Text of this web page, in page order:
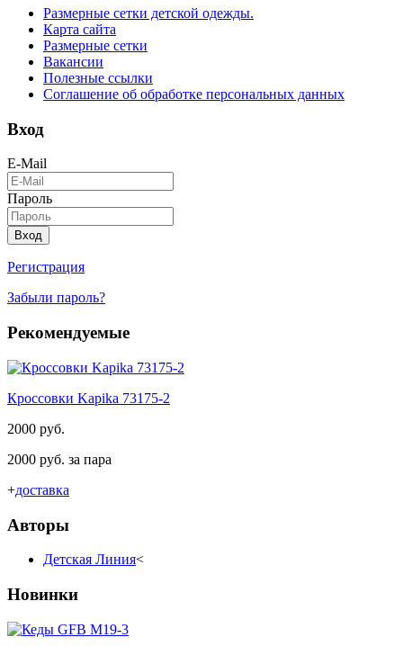
Размерные сетки детской одежды.
Карта сайта
Размерные сетки
Вакансии
Полезные ссылки
Соглашение об обработке персональных данных
Вход
E-Mail
Пароль
Вход
Регистрация
Забыли пароль?
Рекомендуемые
Кроссовки Kapika 73175-2
2000 руб.
2000 руб. за пара
+доставка
Авторы
Детская Линия<
Новинки